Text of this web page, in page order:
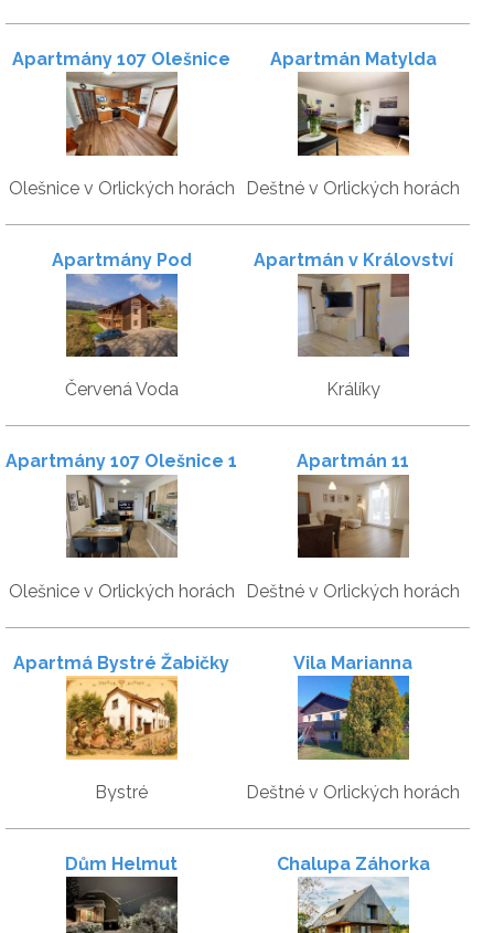
Apartmány 107 Olešnice
2
Olešnice v Orlických horách
Apartmán Matylda
Deštné v Orlických horách
Apartmány Pod
Sjezdovkou
Červená Voda
Apartmán v Království
sov
Králíky
Apartmány 107 Olešnice 1
Olešnice v Orlických horách
Apartmán 11
Deštné v Orlických horách
Apartmá Bystré Žabičky
Bystré
Vila Marianna
Deštné v Orlických horách
Dům Helmut Chalupa Záhorka